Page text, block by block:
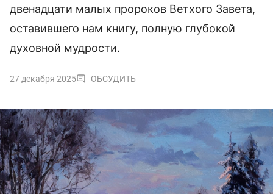
двенадцати малых пророков Ветхого Завета,
оставившего нам книгу, полную глубокой
духовной мудрости.
27 декабря 2025 ОБСУДИТЬ